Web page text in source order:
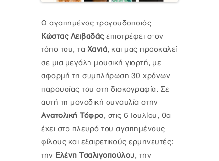
Ο αγαπημένος τραγουδοποιός
Κώστας Λειβαδάς επιστρέφει στον
τόπο του, τα Χανιά, και μας προσκαλεί
σε μια μεγάλη μουσική γιορτή, με
αφορμή τη συμπλήρωση 30 χρόνων
παρουσίας του στη δισκογραφία. Σε
αυτή τη μοναδική συναυλία στην
Ανατολική Τάφρο, στις 6 Ιουλίου, θα
έχει στο πλευρό του αγαπημένους
φίλους και εξαιρετικούς ερμηνευτές:
την Ελένη Τσαλιγοπούλου, την